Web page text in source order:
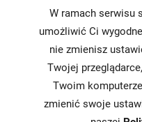
W ramach serwisu
umożliwić Ci
nie zmienisz
Twojej
Twoim
zmienić swoje